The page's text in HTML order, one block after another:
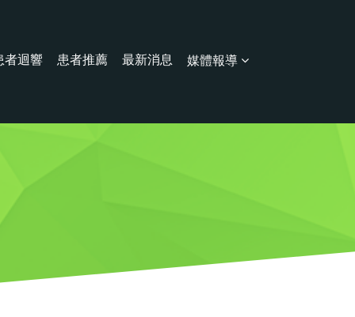
者迴響 患者推薦 最新消息 媒體報導